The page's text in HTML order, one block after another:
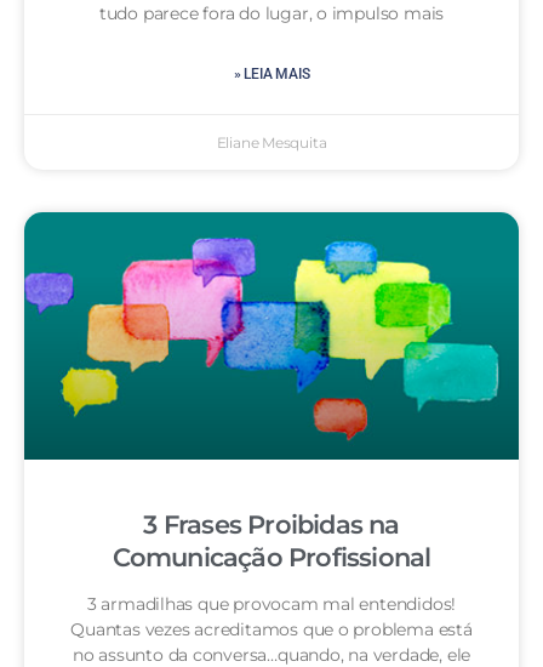
tudo parece fora do lugar, o impulso mais
» LEIA MAIS
Eliane Mesquita
3 Frases Proibidas na
Comunicação Profissional
3 armadilhas que provocam mal entendidos!
Quantas vezes acreditamos que o problema está
no assunto da conversa…quando, na verdade, ele